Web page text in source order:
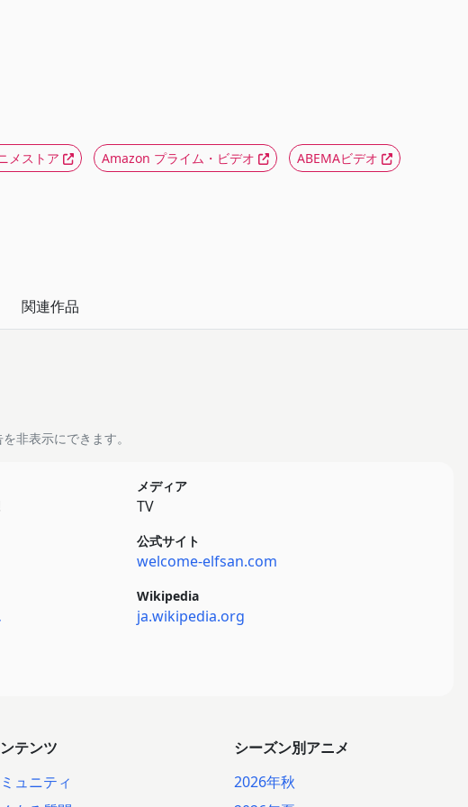
メストア Amazon プライム・ビデオ ABEMAビデオ
関連作品
非表示にできます。
メディア
TV
公式サイト
welcome-elfsan.com
Wikipedia
ja.wikipedia.org
テンツ
ュニティ
シーズン別アニメ
2026年秋